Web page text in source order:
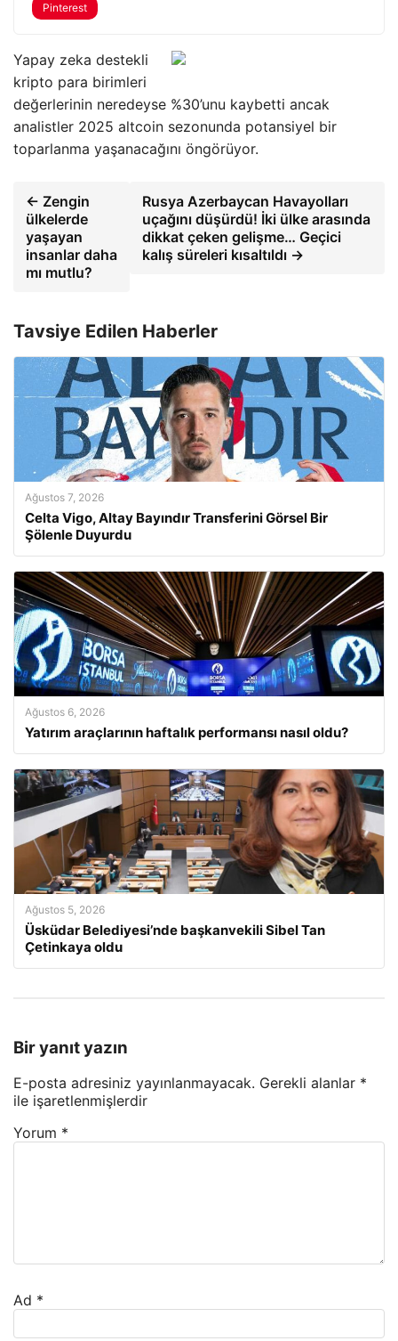
Pinterest
Yapay zeka destekli
kripto para birimleri
değerlerinin neredeyse %30’unu kaybetti ancak
analistler 2025 altcoin sezonunda potansiyel bir
toparlanma yaşanacağını öngörüyor.
← Zengin
ülkelerde
yaşayan
insanlar daha
mı mutlu?
Rusya Azerbaycan Havayolları
uçağını düşürdü! İki ülke arasında
dikkat çeken gelişme… Geçici
kalış süreleri kısaltıldı →
Tavsiye Edilen Haberler
Ağustos 7, 2026
Celta Vigo, Altay Bayındır Transferini Görsel Bir
Şölenle Duyurdu
Ağustos 6, 2026
Yatırım araçlarının haftalık performansı nasıl oldu?
Ağustos 5, 2026
Üsküdar Belediyesi’nde başkanvekili Sibel Tan
Çetinkaya oldu
Bir yanıt yazın
E-posta adresiniz yayınlanmayacak. Gerekli alanlar *
ile işaretlenmişlerdir
Yorum *
Ad *